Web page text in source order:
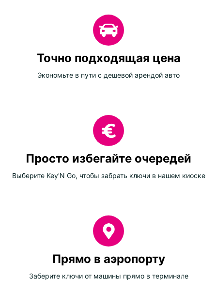
Точно подходящая цена
Экономьте в пути с дешевой арендой авто
Просто избегайте очередей
Выберите Key'N Go, чтобы забрать ключи в нашем киоске
Прямо в аэропорту
Заберите ключи от машины прямо в терминале